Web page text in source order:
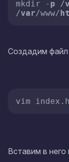
mkdir - p /
/var/www/
Создадим файл
vim
Вставим в